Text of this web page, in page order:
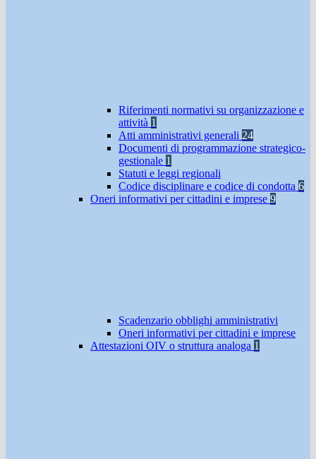
Riferimenti normativi su organizzazione e
attività 1
Atti amministrativi generali 24
Documenti di programmazione strategico-
gestionale 1
Statuti e leggi regionali
Codice disciplinare e codice di condotta 6
Oneri informativi per cittadini e imprese 9
Scadenzario obblighi amministrativi
Oneri informativi per cittadini e imprese
Attestazioni OIV o struttura analoga 1